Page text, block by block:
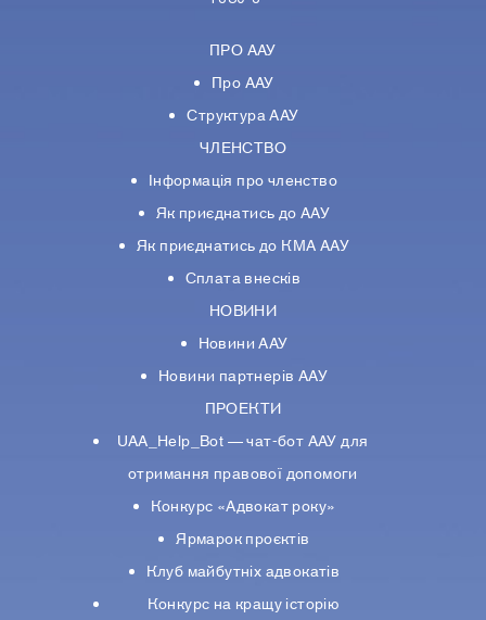
ПРО ААУ
Про ААУ
Структура ААУ
ЧЛЕНСТВО
Інформація про членство
Як приєднатись до ААУ
Як приєднатись до КМА ААУ
Сплата внесків
НОВИНИ
Новини ААУ
Новини партнерiв ААУ
ПРОЕКТИ
UAA_Help_Bot — чат-бот ААУ для
отримання правової допомоги
Конкурс «Адвокат року»
Ярмарок проєктів
Клуб майбутніх адвокатів
Конкурс на кращу історію